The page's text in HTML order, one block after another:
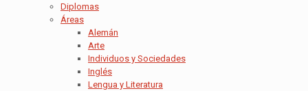
Diplomas
Áreas
Alemán
Arte
Individuos y Sociedades
Inglés
Lengua y Literatura